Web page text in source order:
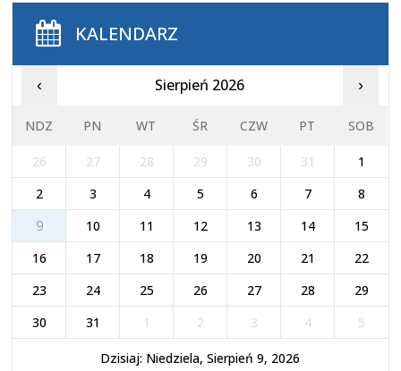
KALENDARZ
‹ Sierpień 2026 ›
NDZ PN WT ŚR CZW PT SOB
26 27 28 29 30 31
1
2
3 4 5 6 7
8
9
10 11 12 13 14
15
16
17 18 19 20 21
22
23
24 25 26 27 28
29
30
31 1 2 3 4 5
Dzisiaj: Niedziela, Sierpień 9, 2026